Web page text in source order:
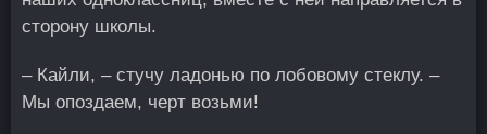
сторону школы.
– Кайли, – стучу ладонью по лобовому стеклу. –
Мы опоздаем, черт возьми!